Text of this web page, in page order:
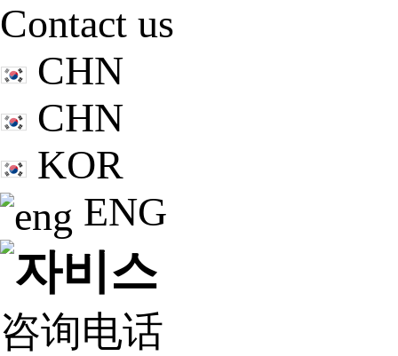
Contact us
CHN
CHN
KOR
ENG
咨询电话